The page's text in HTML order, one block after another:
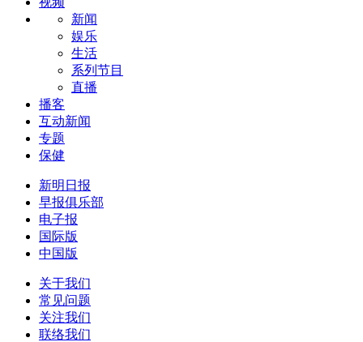
新闻
娱乐
生活
系列节目
直播
播客
互动新闻
专题
保健
新明日报
早报俱乐部
电子报
国际版
中国版
关于我们
常见问题
关注我们
联络我们